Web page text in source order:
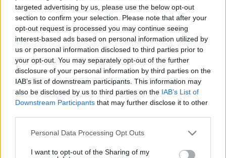
targeted advertising by us, please use the below opt-out
section to confirm your selection. Please note that after your
opt-out request is processed you may continue seeing
interest-based ads based on personal information utilized by
us or personal information disclosed to third parties prior to
your opt-out. You may separately opt-out of the further
disclosure of your personal information by third parties on the
IAB’s list of downstream participants. This information may
also be disclosed by us to third parties on the IAB’s List of
Downstream Participants that may further disclose it to other
Please note that this website/app uses one or more Google
not limited to your visit or usage behaviour. You may click to
Personal Data Processing Opt Outs
I want to opt-out of the Sharing of my